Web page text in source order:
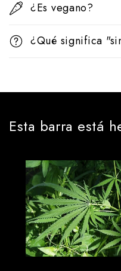
¿Es vegano?
¿Qué significa
Esta barra está